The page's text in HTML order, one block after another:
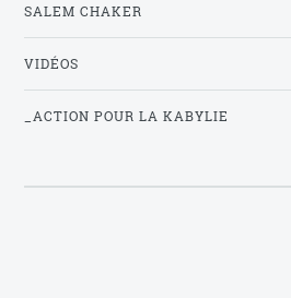
SALEM CHAKER
VIDÉOS
_ACTION POUR LA KABYLIE